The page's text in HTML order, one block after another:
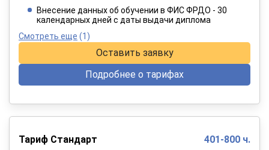
При оплате в рассрочку на 12 месяцев
Внесение данных об обучении в ФИС ФРДО - 30
календарных дней с даты выдачи диплома
Смотреть еще (1)
Оставить заявку
Подробнее о тарифах
Тариф Стандарт 401-800 ч.